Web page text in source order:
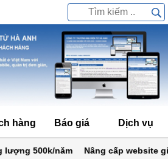
hàng Báo giá Dịch vụ
500k/năm Nâng cấp website